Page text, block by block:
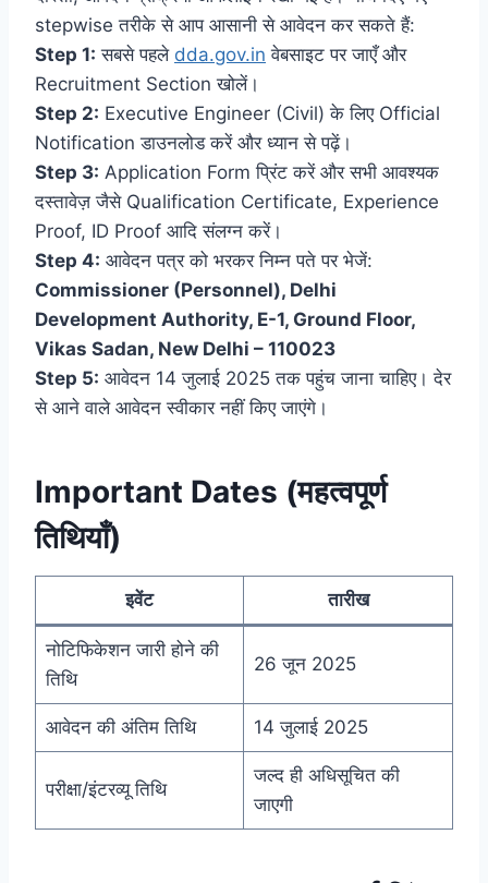
stepwise तरीके से आप आसानी से आवेदन कर सकते हैं:
Step 1: सबसे पहले dda.gov.in वेबसाइट पर जाएँ और
Recruitment Section खोलें।
Step 2: Executive Engineer (Civil) के लिए Official
Notification डाउनलोड करें और ध्यान से पढ़ें।
Step 3: Application Form प्रिंट करें और सभी आवश्यक
दस्तावेज़ जैसे Qualification Certificate, Experience
Proof, ID Proof आदि संलग्न करें।
Step 4: आवेदन पत्र को भरकर निम्न पते पर भेजें:
Commissioner (Personnel), Delhi
Development Authority, E-1, Ground Floor,
Vikas Sadan, New Delhi – 110023
Step 5: आवेदन 14 जुलाई 2025 तक पहुंच जाना चाहिए। देर
से आने वाले आवेदन स्वीकार नहीं किए जाएंगे।
Important Dates (महत्वपूर्ण
तिथियाँ)
इवेंट तारीख
नोटिफिकेशन जारी होने की
तिथि
26 जून 2025
आवेदन की अंतिम तिथि 14 जुलाई 2025
परीक्षा/इंटरव्यू तिथि
जल्द ही अधिसूचित की
जाएगी